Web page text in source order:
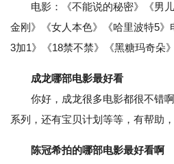
电影：《不能说的秘密》《男儿
金刚》《女人本色》《哈里波特5
3加1》《18禁不禁》《黑糖玛奇朵
成龙哪部电影最好看
你好，成龙很多电影都很不错啊
系列，还有宝贝计划等等，有帮助
陈冠希拍的哪部电影最好看啊